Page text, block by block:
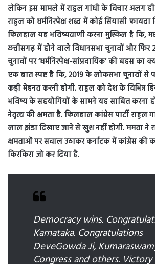
लेकिन इस मामले में राहुल गांधी के विचार अलग
राहुल को धर्मनिरपेक्ष शब्द में कोई सियासी
फिलहाल यह भविष्यवाणी करना मुश्किल है कि,
छत्तीसगढ़ में होने वाले विधानसभा चुनावों और
चुनावों पर ‘धर्मनिरपेक्ष-सांप्रदायिक’ की बहस का
एक बात स्पष्ट है कि, 2019 के लोकसभा चुनावों से
कड़ी मेहनत करनी होगी. राहुल को देश के विभिन्न
भविष्य के सहयोगियों के सामने यह साबित करना
नेतृत्व की क्षमता है. फिलहाल कांग्रेस पार्टी राहुल
लाल झंडा दिखाए जाने से खुश नहीं होगी. ममता ने
क्षमताओं पर सवाल उठाकर कर्नाटक में कांग्रेस की
किरकिरा जो कर दिया है.
Democracy wins.
Karnataka. Congratulations
DeveGowda Ji,
Congress and others.